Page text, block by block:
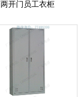
两开门员工衣柜